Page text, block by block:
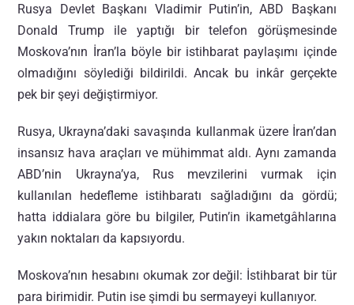
Rusya Devlet Başkanı Vladimir Putin’in, ABD Başkanı
Donald Trump ile yaptığı bir telefon görüşmesinde
Moskova’nın İran’la böyle bir istihbarat paylaşımı içinde
olmadığını söylediği bildirildi. Ancak bu inkâr gerçekte
pek bir şeyi değiştirmiyor.
Rusya, Ukrayna’daki savaşında kullanmak üzere İran’dan
insansız hava araçları ve mühimmat aldı. Aynı zamanda
ABD’nin Ukrayna’ya, Rus mevzilerini vurmak için
kullanılan hedefleme istihbaratı sağladığını da gördü;
hatta iddialara göre bu bilgiler, Putin’in ikametgâhlarına
yakın noktaları da kapsıyordu.
Moskova’nın hesabını okumak zor değil: İstihbarat bir tür
para birimidir. Putin ise şimdi bu sermayeyi kullanıyor.